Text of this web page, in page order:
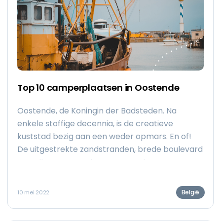
Top 10 camperplaatsen in Oostende
Oostende, de Koningin der Badsteden. Na
enkele stoffige decennia, is de creatieve
kuststad bezig aan een weder opmars. En of!
De uitgestrekte zandstranden, brede boulevard
en Belle Epoque- elementen maken van
zochten uit waar je met een camper terecht
10 mei 2022 België